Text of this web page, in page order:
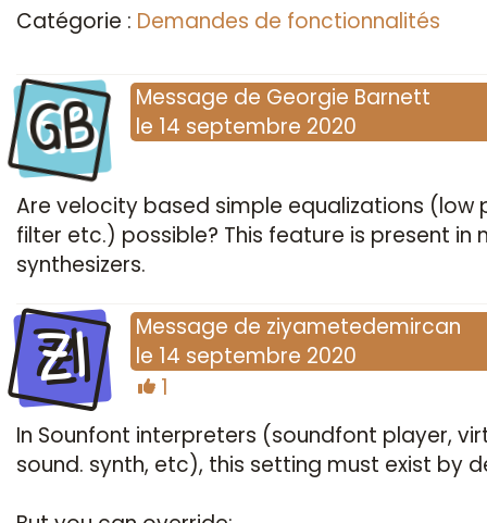
Catégorie : Demandes de fonctionnalités
GB Message de Georgie Barnett
le 14 septembre 2020
Are velocity based simple equalizations (low
filter etc.) possible? This feature is present in
synthesizers.
ZI Message de ziyametedemircan
le 14 septembre 2020
1
In Sounfont interpreters (soundfont player,
sound. synth, etc), this setting must exist by